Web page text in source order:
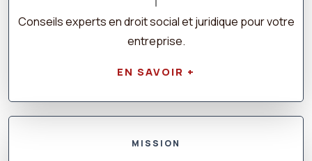
Conseils experts en droit social et juridique pour votre
entreprise.
EN SAVOIR +
MISSION